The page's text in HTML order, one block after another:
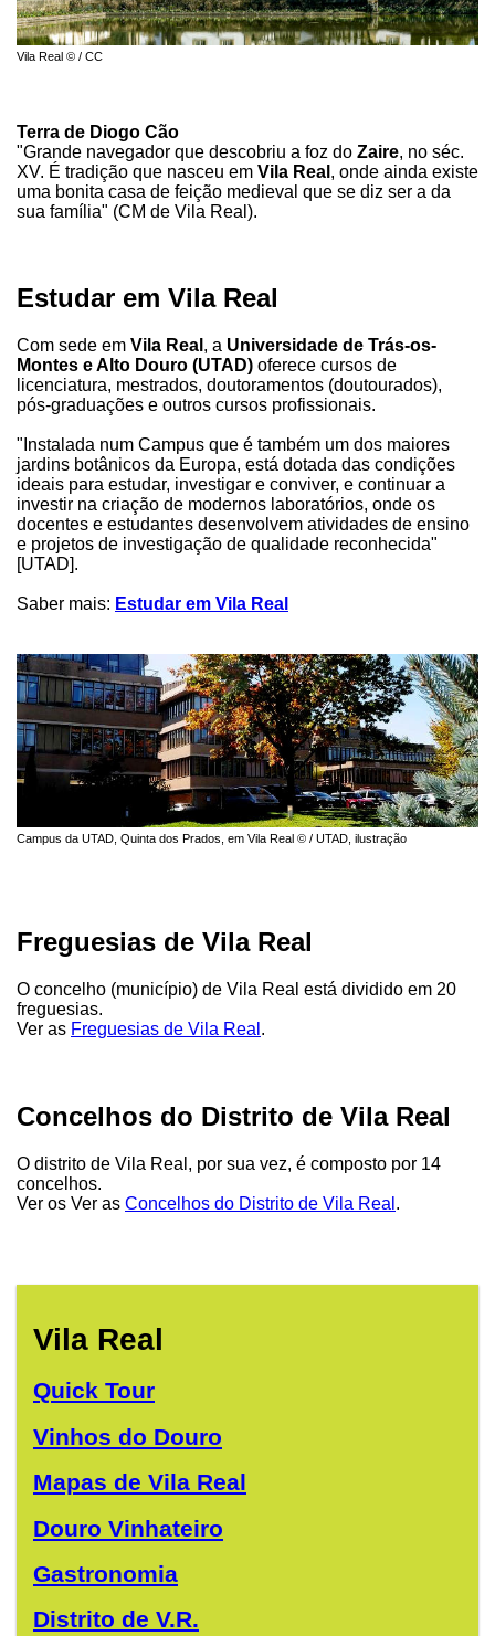
Vila Real © / CC
Terra de Diogo Cão
"Grande navegador que descobriu a foz do Zaire, no séc.
XV. É tradição que nasceu em Vila Real , onde ainda existe
uma bonita casa de feição medieval que se diz ser a da
sua família" (CM de Vila Real).
Estudar em Vila Real
Com sede em Vila Real , a Universidade de Trás-os-
Montes e Alto Douro (UTAD) oferece cursos de
licenciatura, mestrados, doutoramentos (doutourados),
pós-graduações e outros cursos profissionais.
"Instalada num Campus que é também um dos maiores
jardins botânicos da Europa, está dotada das condições
ideais para estudar, investigar e conviver, e continuar a
investir na criação de modernos laboratórios, onde os
docentes e estudantes desenvolvem atividades de ensino
e projetos de investigação de qualidade reconhecida"
[UTAD].
Saber mais: Estudar em Vila Real
Campus da UTAD, Quinta dos Prados, em Vila Real © / UTAD, ilustração
Freguesias de Vila Real
O concelho (município) de Vila Real está dividido em 20
freguesias.
Ver as Freguesias de Vila Real .
Concelhos do Distrito de Vila Real
O distrito de Vila Real, por sua vez, é composto por 14
concelhos.
Ver os Ver as Concelhos do Distrito de Vila Real .
Vila Real
Quick Tour
Vinhos do Douro
Mapas de Vila Real
Douro Vinhateiro
Gastronomia
Distrito de V.R.